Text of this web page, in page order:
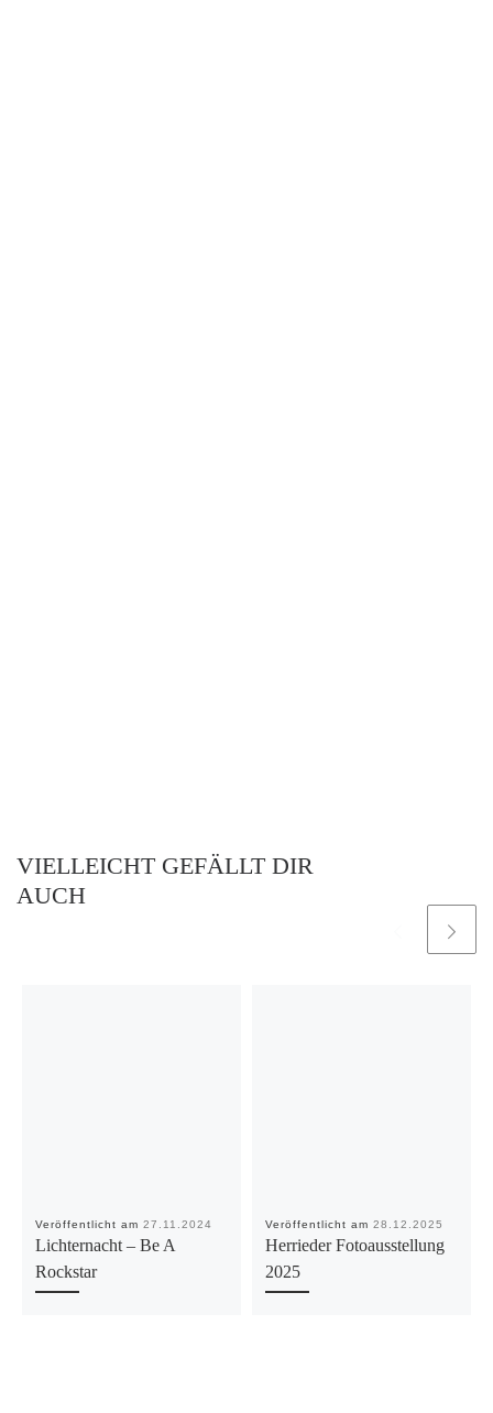
VIELLEICHT GEFÄLLT DIR
AUCH
Veröffentlicht am 27.11.2024
Lichternacht – Be A
Rockstar
Veröffentlicht am 28.12.2025
Herrieder Fotoausstellung
2025